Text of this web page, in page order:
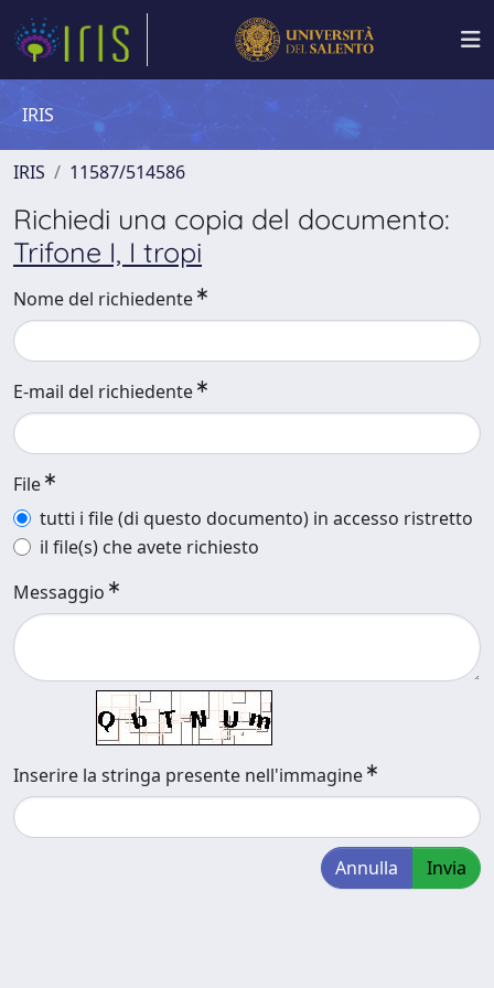
IRIS
IRIS 11587/514586
Richiedi una copia del documento:
Trifone I, I tropi
Nome del richiedente
E-mail del richiedente
File
tutti i file (di questo documento) in accesso ristretto
il file(s) che avete richiesto
Messaggio
Inserire la stringa presente nell'immagine
Annulla Invia